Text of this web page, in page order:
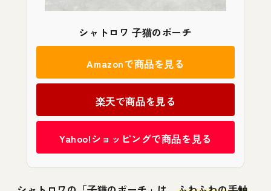
シャトロワ 子猫のポーチ
Amazonで商品を見る
楽天で商品を見る
Yahoo!ショッピングで商品を見る